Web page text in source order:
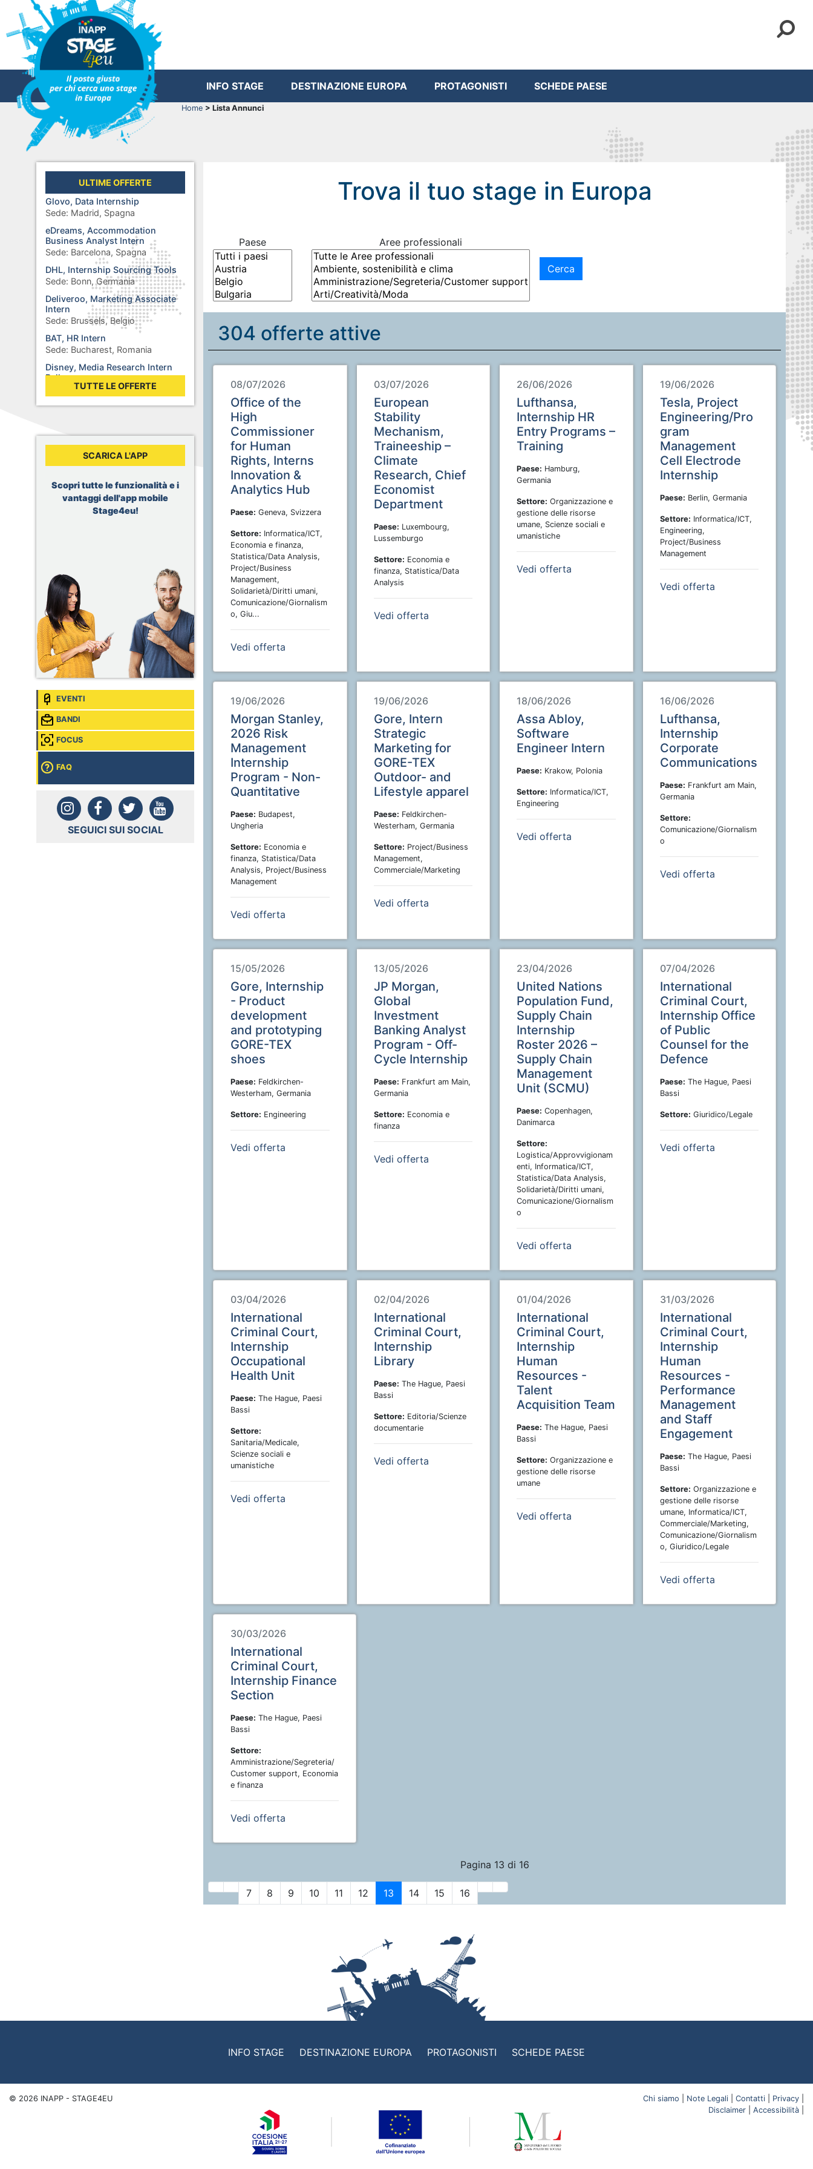
INFO STAGE DESTINAZIONE EUROPA PROTAGONISTI SCHEDE PAESE
Home > Lista Annunci
ULTIME OFFERTE
Glovo, Data Internship
Sede: Madrid, Spagna
eDreams, Accommodation
Business Analyst Intern
Sede: Barcelona, Spagna
DHL, Internship Sourcing Tools
Sede: Bonn, Germania
Deliveroo, Marketing Associate
Intern
Sede: Brussels, Belgio
BAT, HR Intern
Sede: Bucharest, Romania
Disney, Media Research Intern
Balkans
Sofia, Bulgaria
Rolex, Stage : Synthétiser des
WHO, Internship - Business
Operations
Sede: Berlin, Germania
WHO, Internship - Nutrition and
Food Safety
Geneva, Svizzera
TUTTE LE OFFERTE
SCARICA L'APP
Scopri tutte le funzionalità e i
vantaggi dell'app mobile
Stage4eu!
EVENTI
BANDI
FOCUS
FAQ
SEGUICI SUI SOCIAL
Trova il tuo stage in Europa
Paese Aree professionali
Cerca
304 offerte attive
08/07/2026
Office of the
High
Commissioner
for Human
Rights, Interns
Innovation &
Analytics Hub
Paese: Geneva, Svizzera
Settore: Informatica/ICT,
Economia e finanza,
Statistica/Data Analysis,
Project/Business
Management,
Solidarietà/Diritti umani,
Comunicazione/Giornalism
o, Giu...
Vedi offerta
03/07/2026
European
Stability
Mechanism,
Traineeship –
Climate
Research, Chief
Economist
Department
Paese: Luxembourg,
Lussemburgo
Settore: Economia e
finanza, Statistica/Data
Analysis
Vedi offerta
26/06/2026
Lufthansa,
Internship HR
Entry Programs –
Training
Paese: Hamburg,
Germania
Settore: Organizzazione e
gestione delle risorse
umane, Scienze sociali e
umanistiche
Vedi offerta
19/06/2026
Tesla, Project
Engineering/Pro
gram
Management
Cell Electrode
Internship
Paese: Berlin, Germania
Settore: Informatica/ICT,
Engineering,
Project/Business
Management
Vedi offerta
19/06/2026
Morgan Stanley,
2026 Risk
Management
Internship
Program - Non-
Quantitative
Paese: Budapest,
Ungheria
Settore: Economia e
finanza, Statistica/Data
Analysis, Project/Business
Management
Vedi offerta
19/06/2026
Gore, Intern
Strategic
Marketing for
GORE-TEX
Outdoor- and
Lifestyle apparel
Paese: Feldkirchen-
Westerham, Germania
Settore: Project/Business
Management,
Commerciale/Marketing
Vedi offerta
18/06/2026
Assa Abloy,
Software
Engineer Intern
Paese: Krakow, Polonia
Settore: Informatica/ICT,
Engineering
Vedi offerta
16/06/2026
Lufthansa,
Internship
Corporate
Communications
Paese: Frankfurt am Main,
Germania
Settore:
Comunicazione/Giornalism
o
Vedi offerta
15/05/2026
Gore, Internship
- Product
development
and prototyping
GORE-TEX
shoes
Paese: Feldkirchen-
Westerham, Germania
Settore: Engineering
Vedi offerta
13/05/2026
JP Morgan,
Global
Investment
Banking Analyst
Program - Off-
Cycle Internship
Paese: Frankfurt am Main,
Germania
Settore: Economia e
finanza
Vedi offerta
23/04/2026
United Nations
Population Fund,
Supply Chain
Internship
Roster 2026 –
Supply Chain
Management
Unit (SCMU)
Paese: Copenhagen,
Danimarca
Settore:
Logistica/Approvvigionam
enti, Informatica/ICT,
Statistica/Data Analysis,
Solidarietà/Diritti umani,
Comunicazione/Giornalism
o
Vedi offerta
07/04/2026
International
Criminal Court,
Internship Office
of Public
Counsel for the
Defence
Paese: The Hague, Paesi
Bassi
Settore: Giuridico/Legale
Vedi offerta
03/04/2026
International
Criminal Court,
Internship
Occupational
Health Unit
Paese: The Hague, Paesi
Bassi
Settore:
Sanitaria/Medicale,
Scienze sociali e
umanistiche
Vedi offerta
02/04/2026
International
Criminal Court,
Internship
Library
Paese: The Hague, Paesi
Bassi
Settore: Editoria/Scienze
documentarie
Vedi offerta
01/04/2026
International
Criminal Court,
Internship
Human
Resources -
Talent
Acquisition Team
Paese: The Hague, Paesi
Bassi
Settore: Organizzazione e
gestione delle risorse
umane
Vedi offerta
31/03/2026
International
Criminal Court,
Internship
Human
Resources -
Performance
Management
and Staff
Engagement
Paese: The Hague, Paesi
Bassi
Settore: Organizzazione e
gestione delle risorse
umane, Informatica/ICT,
Commerciale/Marketing,
Comunicazione/Giornalism
o, Giuridico/Legale
Vedi offerta
30/03/2026
International
Criminal Court,
Internship Finance
Section
Paese: The Hague, Paesi
Bassi
Settore:
Amministrazione/Segreteria/
Customer support, Economia
e finanza
Vedi offerta
Pagina 13 di 16
7 8 9 10 11 12 13 14 15 16
INFO STAGE DESTINAZIONE EUROPA PROTAGONISTI SCHEDE PAESE
© 2026 INAPP - STAGE4EU Chi siamo Note Legali Contatti Privacy
Disclaimer
Accessibilità